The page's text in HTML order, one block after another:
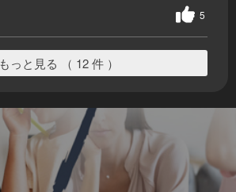
5
もっと見る （ 12 件 ）